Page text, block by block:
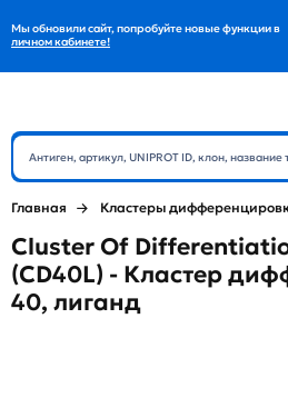
Мы обновили сайт, попробуйте новые функции в
личном кабинете!
Главная Кластеры
Cluster Of
(CD40L) - Кластер
40, лиганд